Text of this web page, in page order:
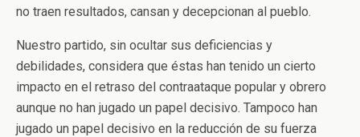
no traen resultados, cansan y decepcionan al pueblo.
Nuestro partido, sin ocultar sus deficiencias y
debilidades, considera que éstas han tenido un cierto
impacto en el retraso del contraataque popular y obrero
aunque no han jugado un papel decisivo. Tampoco han
jugado un papel decisivo en la reducción de su fuerza